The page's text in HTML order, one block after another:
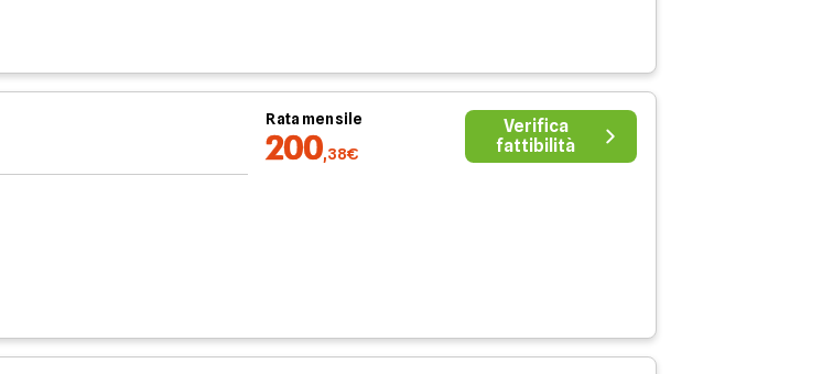
Rata mensile
200,38€
Verifica
fattibilità